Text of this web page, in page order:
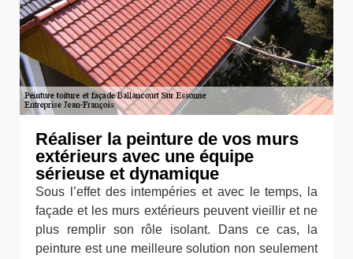
Réaliser la peinture de vos murs
extérieurs avec une équipe
sérieuse et dynamique
Sous l’effet des intempéries et avec le temps, la
façade et les murs extérieurs peuvent vieillir et ne
plus remplir son rôle isolant. Dans ce cas, la
peinture est une meilleure solution non seulement